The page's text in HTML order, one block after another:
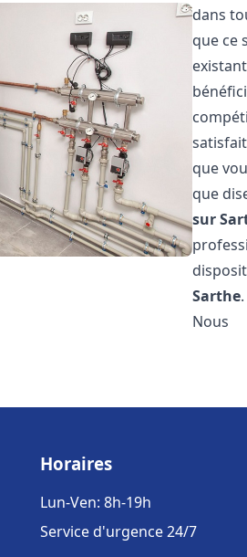
dans
que ce
que
que
sur
Sarthe
Nous
Horaires
Lun-Ven: 8h-19h
Service d'urgence 24/7